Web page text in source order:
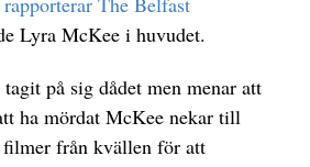
Lyra McKee i huvudet.
på sig dådet men menar att
ha mördat McKee nekar till
filmer från kvällen för att